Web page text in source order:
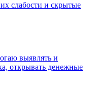
слабости и скрытые
выявлять и
открывать денежные